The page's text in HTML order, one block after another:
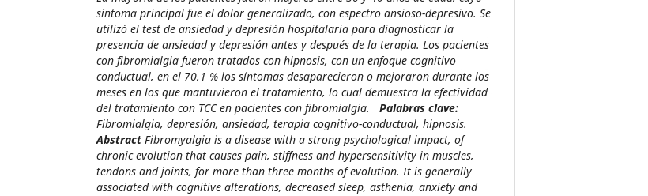
síntoma principal fue el dolor generalizado, con espectro ansioso-depresivo. Se
utilizó el test de ansiedad y depresión hospitalaria para diagnosticar la
presencia de ansiedad y depresión antes y después de la terapia. Los pacientes
con fibromialgia fueron tratados con hipnosis, con un enfoque cognitivo
conductual, en el 70,1 % los síntomas desaparecieron o mejoraron durante los
meses en los que mantuvieron el tratamiento, lo cual demuestra la efectividad
del tratamiento con TCC en pacientes con fibromialgia.
Palabras clave:
Fibromialgia, depresión, ansiedad, terapia cognitivo-conductual, hipnosis.
Abstract Fibromyalgia is a disease with a strong psychological impact, of
chronic evolution that causes pain, stiffness and hypersensitivity in muscles,
tendons and joints, for more than three months of evolution. It is generally
associated with cognitive alterations, decreased sleep, asthenia, anxiety and